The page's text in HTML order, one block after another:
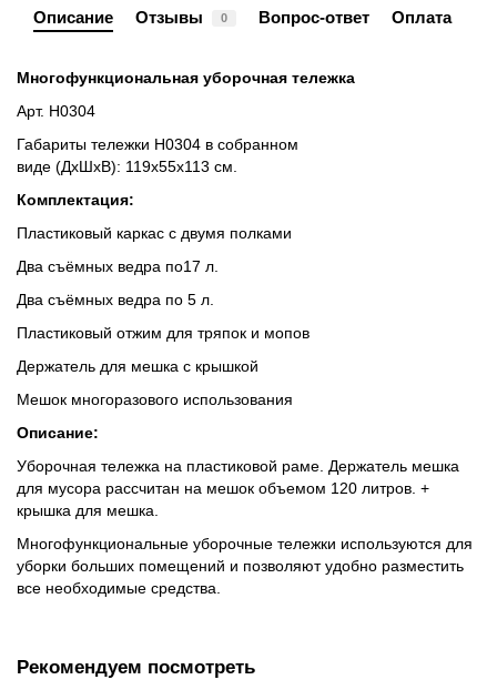
Описание Отзывы 0 Вопрос-ответ Оплата
Многофункциональная уборочная тележка
Арт. Н0304
Габариты тележки Н0304 в собранном
виде (ДхШхВ): 119х55х113 см.
Комплектация:
Пластиковый каркас с двумя полками
Два съёмных ведра по17 л.
Два съёмных ведра по 5 л.
Пластиковый отжим для тряпок и мопов
Держатель для мешка с крышкой
Мешок многоразового использования
Описание:
Уборочная тележка на пластиковой раме. Держатель мешка
для мусора рассчитан на мешок объемом 120 литров. +
крышка для мешка.
Многофункциональные уборочные тележки используются для
уборки больших помещений и позволяют удобно разместить
все необходимые средства.
Рекомендуем посмотреть